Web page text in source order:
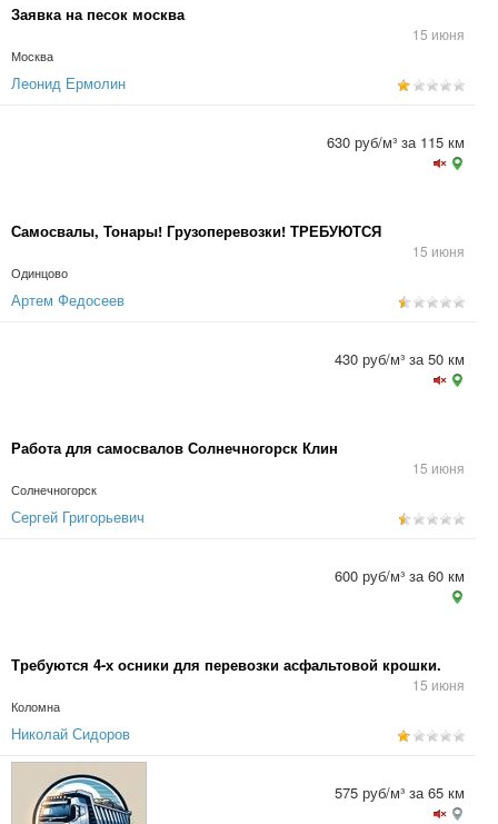
Заявка на песок москва
15 июня
Москва
Леонид Ермолин
Самосвалы, Тонары! Грузоперевозки! ТРЕБУЮТСЯ
15 июня
Одинцово
630 руб/м³ за 115 км
Артем Федосеев
Работа для самосвалов Солнечногорск Клин
15 июня
Солнечногорск
430 руб/м³ за 50 км
Сергей Григорьевич
Требуются 4-х осники для перевозки асфальтовой крошки.
15 июня
Коломна
600 руб/м³ за 60 км
Николай Сидоров
575 руб/м³ за 65 км